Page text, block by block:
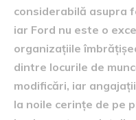
considerabilă asupra
iar Ford nu este o
organizațiile
dintre locurile de
modificări, iar
la noile cerințe de pe